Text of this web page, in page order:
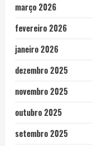
março 2026
fevereiro 2026
janeiro 2026
dezembro 2025
novembro 2025
outubro 2025
setembro 2025